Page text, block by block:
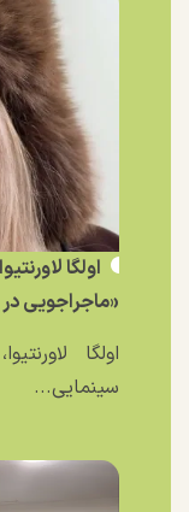
اولگا
«ماجراجویی
اولگا
سینمایی...